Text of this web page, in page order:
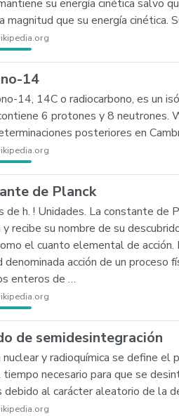
su energía cinética salvo
magnitud que su energía cinética.
14
14, 14C o radiocarbono, es un
6 protones y 8 neutrones.
posteriores en
de Planck
de h. ! Unidades. La constante de
y recibe su nombre de su
el cuanto elemental de acción.
denominada acción de un
enteros de …
de semidesintegración
nuclear y radioquímica se define
necesario para que se
al carácter aleatorio de la